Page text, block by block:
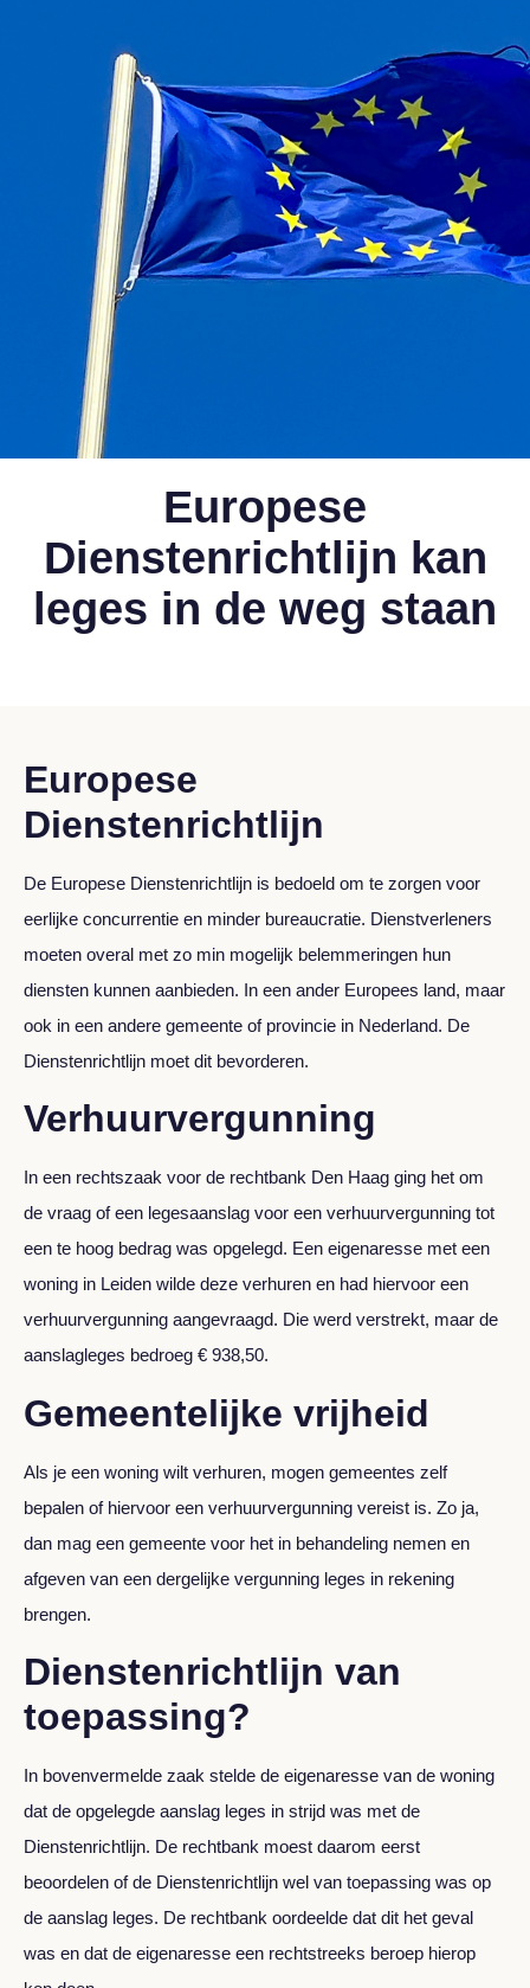
Europese
Dienstenrichtlijn kan
leges in de weg staan
Europese
Dienstenrichtlijn
De Europese Dienstenrichtlijn is bedoeld om te zorgen voor
eerlijke concurrentie en minder bureaucratie. Dienstverleners
moeten overal met zo min mogelijk belemmeringen hun
diensten kunnen aanbieden. In een ander Europees land, maar
ook in een andere gemeente of provincie in Nederland. De
Dienstenrichtlijn moet dit bevorderen.
Verhuurvergunning
In een rechtszaak voor de rechtbank Den Haag ging het om
de vraag of een legesaanslag voor een verhuurvergunning tot
een te hoog bedrag was opgelegd. Een eigenaresse met een
woning in Leiden wilde deze verhuren en had hiervoor een
verhuurvergunning aangevraagd. Die werd verstrekt, maar de
aanslagleges bedroeg € 938,50.
Gemeentelijke vrijheid
Als je een woning wilt verhuren, mogen gemeentes zelf
bepalen of hiervoor een verhuurvergunning vereist is. Zo ja,
dan mag een gemeente voor het in behandeling nemen en
afgeven van een dergelijke vergunning leges in rekening
brengen.
Dienstenrichtlijn van
toepassing?
In bovenvermelde zaak stelde de eigenaresse van de woning
dat de opgelegde aanslag leges in strijd was met de
Dienstenrichtlijn. De rechtbank moest daarom eerst
beoordelen of de Dienstenrichtlijn wel van toepassing was op
de aanslag leges. De rechtbank oordeelde dat dit het geval
was en dat de eigenaresse een rechtstreeks beroep hierop